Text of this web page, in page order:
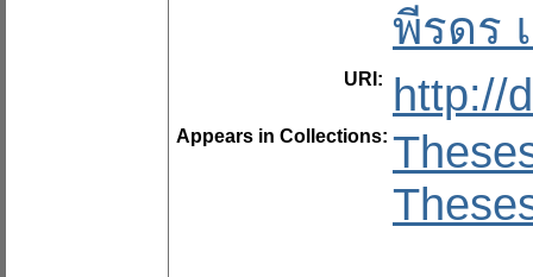
พีรดร
URI: http://
Appears in Collections: